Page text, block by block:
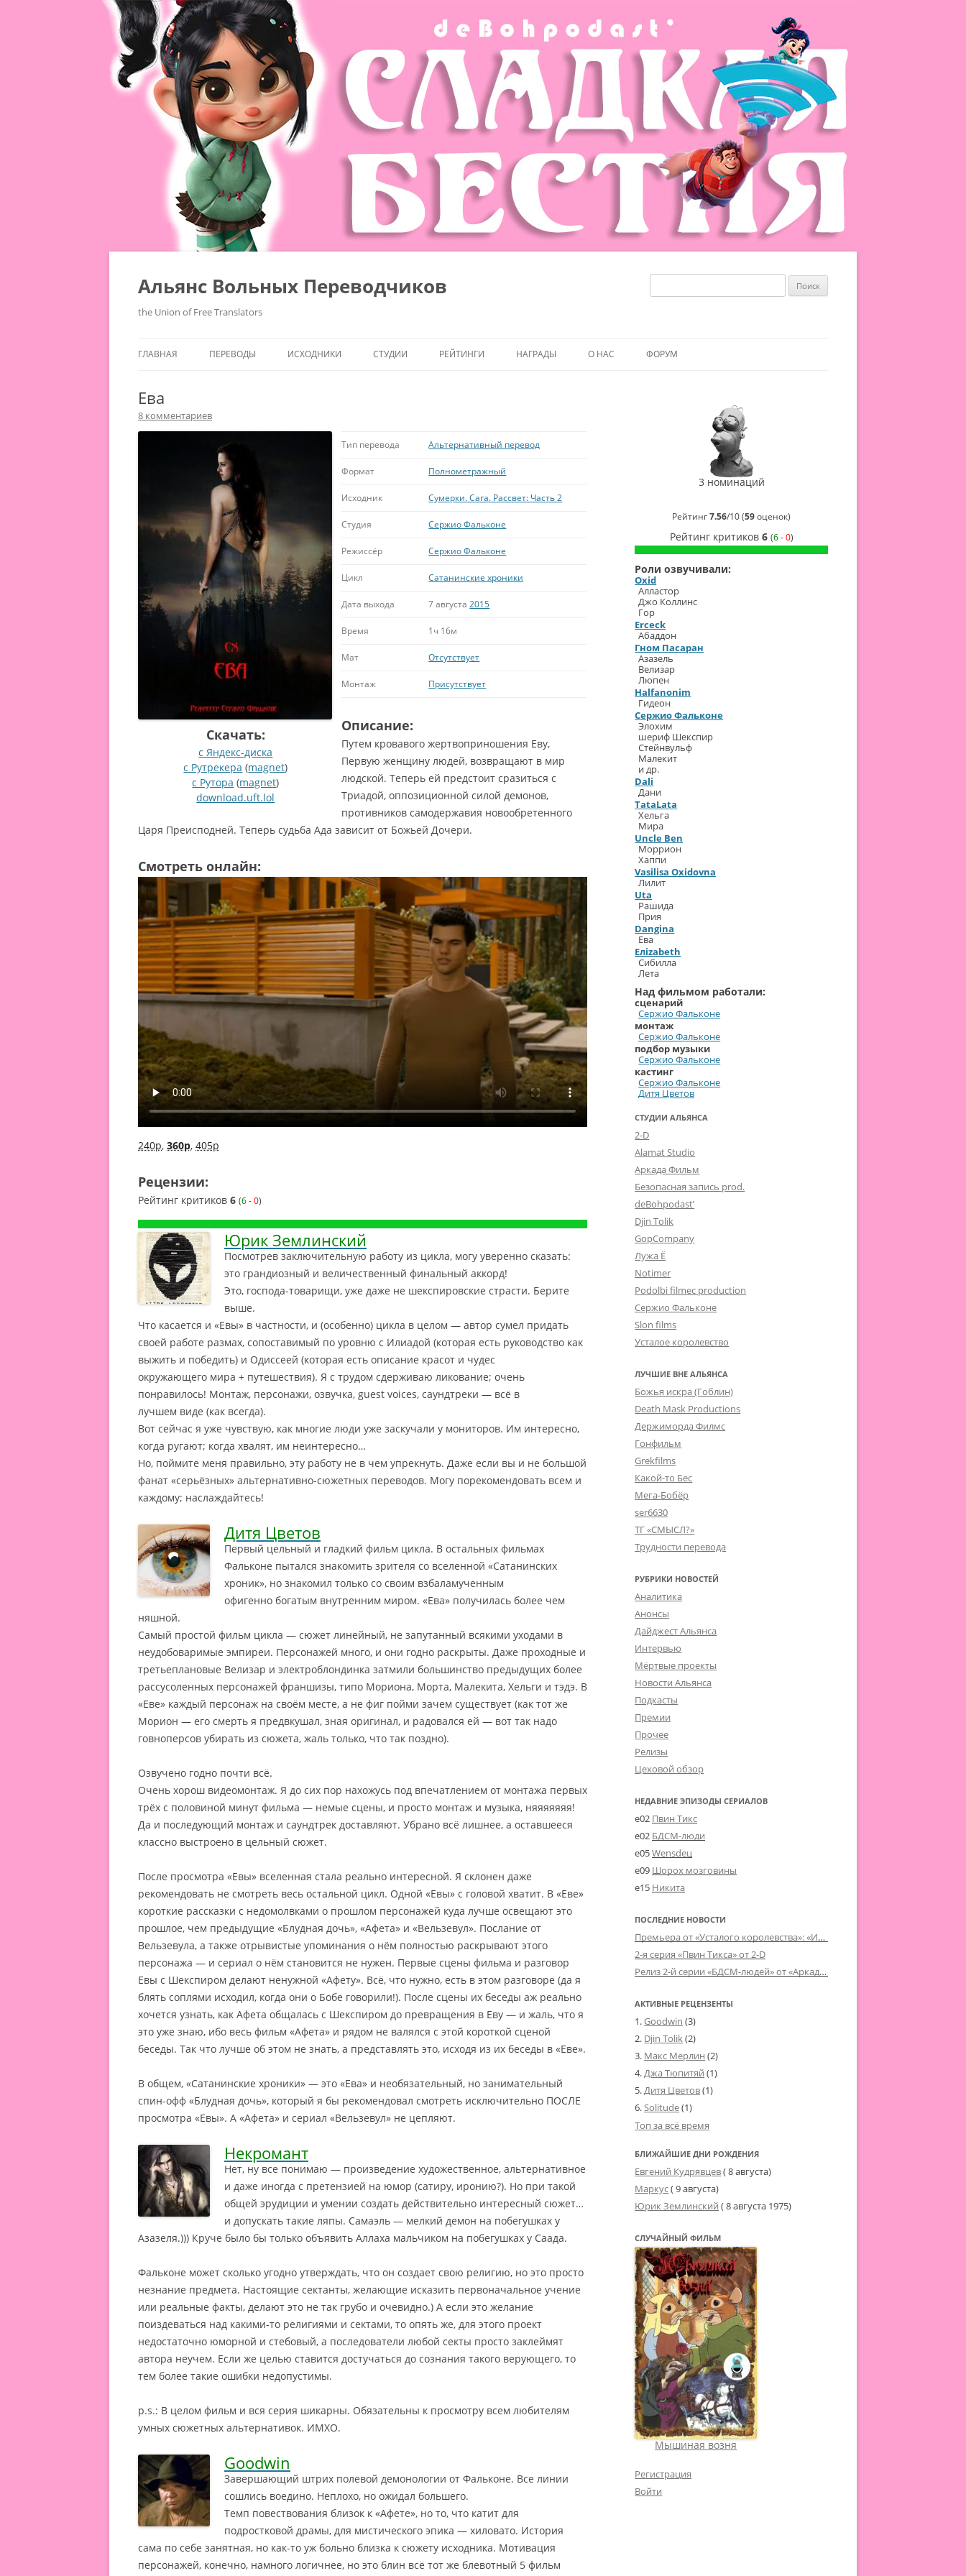
Альянс Вольных Переводчиков
the Union of Free Translators
Найти:
ГЛАВНАЯ ПЕРЕВОДЫ ИСХОДНИКИ СТУДИИ РЕЙТИНГИ НАГРАДЫ О НАС ФОРУМ
Ева
8 комментариев
Скачать:
с Яндекс-диска
с Рутрекера (magnet)
с Рутора (magnet)
download.uft.lol
Тип перевода Альтернативный перевод
Формат Полнометражный
Исходник Сумерки. Сага. Рассвет: Часть 2
Студия Сержио Фальконе
Режиссёр Сержио Фальконе
Цикл Сатанинские хроники
Дата выхода 7 августа2015
Время 1ч 16м
Мат Отсутствует
Монтаж Присутствует
Описание:
Путем кровавого жертвоприношения Еву,
Первую женщину людей, возвращают в мир
людской. Теперь ей предстоит сразиться с
Триадой, оппозиционной силой демонов,
противников самодержавия новообретенного
Царя Преисподней. Теперь судьба Ада зависит от Божьей Дочери.
Смотреть онлайн:
240p, 360p, 405p
Рецензии:
Рейтинг критиков 6 (6-0)
Юрик Землинский
Посмотрев заключительную работу из цикла, могу уверенно сказать:
это грандиозный и величественный финальный аккорд!
Это, господа-товарищи, уже даже не шекспировские страсти. Берите
выше.
Что касается и «Евы» в частности, и (особенно) цикла в целом — автор сумел придать
своей работе размах, сопоставимый по уровню с Илиадой (которая есть руководство как
выжить и победить) и Одиссеей (которая есть описание красот и чудес
окружающего мира + путешествия). Я с трудом сдерживаю ликование; очень
понравилось! Монтаж, персонажи, озвучка, guest voices, саундтреки — всё в
лучшем виде (как всегда).
Вот сейчас я уже чувствую, как многие люди уже заскучали у мониторов. Им интересно,
когда ругают; когда хвалят, им неинтересно…
Но, поймите меня правильно, эту работу не в чем упрекнуть. Даже если вы и не большой
фанат «серьёзных» альтернативно-сюжетных переводов. Могу порекомендовать всем и
каждому; наслаждайтесь!
Дитя Цветов
Первый цельный и гладкий фильм цикла. В остальных фильмах
Фальконе пытался знакомить зрителя со вселенной «Сатанинских
хроник», но знакомил только со своим взбаламученным
офигенно богатым внутренним миром. «Ева» получилась более чем
няшной.
Самый простой фильм цикла — сюжет линейный, не запутанный всякими уходами в
неудобоваримые эмпиреи. Персонажей много, и они годно раскрыты. Даже проходные и
третьеплановые Велизар и электроблондинка затмили большинство предыдущих более
рассусоленных персонажей франшизы, типо Мориона, Морта, Малекита, Хельги и тэдэ. В
«Еве» каждый персонаж на своём месте, а не фиг пойми зачем существует (как тот же
Морион — его смерть я предвкушал, зная оригинал, и радовался ей — вот так надо
говноперсов убирать из сюжета, жаль только, что так поздно).
Озвучено годно почти всё.
Очень хорош видеомонтаж. Я до сих пор нахожусь под впечатлением от монтажа первых
трёх с половиной минут фильма — немые сцены, и просто монтаж и музыка, няяяяяяя!
Да и последующий монтаж и саундтрек доставляют. Убрано всё лишнее, а оставшееся
классно выстроено в цельный сюжет.
После просмотра «Евы» вселенная стала реально интересной. Я склонен даже
рекомендовать не смотреть весь остальной цикл. Одной «Евы» с головой хватит. В «Еве»
короткие рассказки с недомолвками о прошлом персонажей куда лучше освещают это
прошлое, чем предыдущие «Блудная дочь», «Афета» и «Вельзевул». Послание от
Вельзевула, а также отрывистые упоминания о нём полностью раскрывают этого
персонажа — и сериал о нём становится не нужен. Первые сцены фильма и разговор
Евы с Шекспиром делают ненужной «Афету». Всё, что нужно, есть в этом разговоре (да я
блять соплями исходил, когда они о Бобе говорили!). После сцены их беседы аж реально
хочется узнать, как Афета общалась с Шекспиром до превращения в Еву — и жаль, что я
это уже знаю, ибо весь фильм «Афета» и рядом не валялся с этой короткой сценой
беседы. Так что лучше об этом не знать, а представлять это, исходя из их беседы в «Еве».
В общем, «Сатанинские хроники» — это «Ева» и необязательный, но занимательный
спин-офф «Блудная дочь», который я бы рекомендовал смотреть исключительно ПОСЛЕ
просмотра «Евы». А «Афета» и сериал «Вельзевул» не цепляют.
Некромант
Нет, ну все понимаю — произведение художественное, альтернативное
и даже иногда с претензией на юмор (сатиру, иронию?). Но при такой
общей эрудиции и умении создать действительно интересный сюжет…
и допускать такие ляпы. Самаэль — мелкий демон на побегушках у
Азазеля.))) Круче было бы только объявить Аллаха мальчиком на побегушках у Саада.
Фальконе может сколько угодно утверждать, что он создает свою религию, но это просто
незнание предмета. Настоящие сектанты, желающие исказить первоначальное учение
или реальные факты, делают это не так грубо и очевидно.) А если это желание
поиздеваться над какими-то религиями и сектами, то опять же, для этого проект
недостаточно юморной и стебовый, а последователи любой секты просто заклеймят
автора неучем. Если же целью ставится достучаться до сознания такого верующего, то
тем более такие ошибки недопустимы.
p.s.: В целом фильм и вся серия шикарны. Обязательны к просмотру всем любителям
умных сюжетных альтернативок. ИМХО.
Goodwin
Завершающий штрих полевой демонологии от Фальконе. Все линии
сошлись воедино. Неплохо, но ожидал большего.
Темп повествования близок к «Афете», но то, что катит для
подростковой драмы, для мистического эпика — хиловато. История
сама по себе занятная, но как-то уж больно близка к сюжету исходника. Мотивация
персонажей, конечно, намного логичнее, но это блин всё тот же блевотный 5 фильм
Альтер
2015
Лучшая
идея
Сержио
Фальконе)
СинеГомэр
Лучшая
актриса
(Dangina)
Ева
2015
3 номинаций
Рейтинг7.56/10(59оценок)
Рейтинг критиков 6 (6-0)
Роли озвучивали:
Oxid
Алластор
Джо Коллинс
Гор
Erceck
Абаддон
Гном Пасаран
Азазель
Велизар
Люпен
Halfanonim
Гидеон
Сержио Фальконе
Элохим
шериф Шекспир
Стейнвульф
Малекит
и др.
Dali
Дани
TataLata
Хельга
Мира
Uncle Ben
Моррион
Хаппи
Vasilisa Oxidovna
Лилит
Uta
Рашида
Прия
Dangina
Ева
Eлizabeth
Сибилла
Лета
Над фильмом работали:
сценарий
Сержио Фальконе
монтаж
Сержио Фальконе
подбор музыки
Сержио Фальконе
кастинг
Сержио Фальконе
Дитя Цветов
СТУДИИ АЛЬЯНСА
2-D
Alamat Studio
Аркада Фильм
Безопасная запись prod.
deBohpodast’
Djin Tolik
GopCompany
Лужа Ё
Notimer
Podolbi filmec production
Сержио Фальконе
Slon films
Усталое королевство
ЛУЧШИЕ ВНЕ АЛЬЯНСА
Божья искра (Гоблин)
Death Mask Productions
Держиморда Филмс
Гонфильм
Grekfilms
Какой-то Бес
Мега-Бобёр
ser6630
ТГ «СМЫСЛ?»
Трудности перевода
РУБРИКИ НОВОСТЕЙ
Аналитика
Анонсы
Дайджест Альянса
Интервью
Мёртвые проекты
Новости Альянса
Подкасты
Премии
Прочее
Релизы
Цеховой обзор
НЕДАВНИЕ ЭПИЗОДЫ СЕРИАЛОВ
e02 Пвин Тикс
e02 БДСМ-люди
e05Wensdeц
e09 Шорох мозговины
e15 Никита
ПОСЛЕДНИЕ НОВОСТИ
Премьера от «Усталого королевства»: «Игорь начал»
2-я серия «Пвин Тикса» от 2-D
Релиз 2-й серии «БДСМ-людей» от «Аркада Фильм»
АКТИВНЫЕ РЕЦЕНЗЕНТЫ
Goodwin (3)
Djin Tolik(2)
Макс Мерлин (2)
Джа Тюпитяй (1)
Дитя Цветов(1)
Solitude(1)
Топ за всё время
БЛИЖАЙШИЕ ДНИ РОЖДЕНИЯ
Евгений Кудрявцев( 8 августа)
Маркус( 9 августа)
Юрик Землинский (8 августа 1975)
СЛУЧАЙНЫЙ ФИЛЬМ
Мышиная возня
Регистрация
Войти